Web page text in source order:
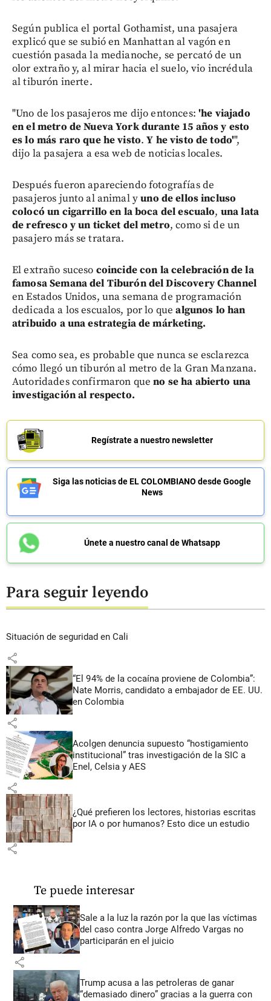
Según publica el portal Gothamist, una pasajera
explicó que se subió en Manhattan al vagón en
cuestión pasada la medianoche, se percató de un
olor extraño y, al mirar hacia el suelo, vio incrédula
al tiburón inerte.
"Uno de los pasajeros me dijo entonces: 'he viajado
en el metro de Nueva York durante 15 años y esto
es lo más raro que he visto. Y he visto de todo'",
dijo la pasajera a esa web de noticias locales.
Después fueron apareciendo fotografías de
pasajeros junto al animal yuno de ellos incluso
colocó un cigarrillo en la boca del escualo, una lata
de refresco y un ticket del metro, como si de un
pasajero más se tratara.
El extraño suceso coincide con la celebración de la
famosa Semana del Tiburón del Discovery Channel
en Estados Unidos, una semana de programación
dedicada a los escualos, por lo quealgunos lo han
atribuido a una estrategia de márketing.
Sea como sea, es probable que nunca se esclarezca
cómo llegó un tiburón al metro de la Gran Manzana.
Autoridades confirmaron queno se ha abierto una
investigación al respecto.
Regístrate a nuestro newsletter
Siga las noticias de EL COLOMBIANO desde Google
News
Únete a nuestro canal de Whatsapp
Para seguir leyendo
Situación de seguridad en Cali
share
“El 94% de la cocaína proviene de Colombia”:
Nate Morris, candidato a embajador de EE. UU.
en Colombia
share
Acolgen denuncia supuesto “hostigamiento
institucional” tras investigación de la SIC a
Enel, Celsia y AES
share
¿Qué prefieren los lectores, historias escritas
por IA o por humanos? Esto dice un estudio
share
Te puede interesar
Sale a la luz la razón por la que las víctimas
del caso contra Jorge Alfredo Vargas no
participarán en el juicio
share
Trump acusa a las petroleras de ganar
“demasiado dinero” gracias a la guerra con